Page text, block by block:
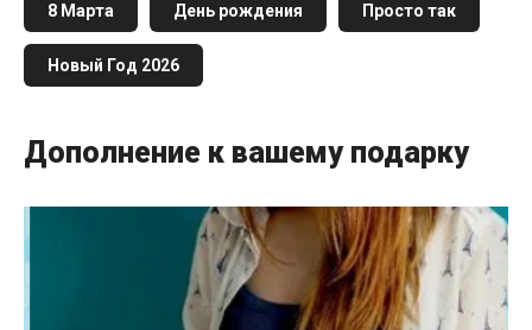
8 Марта День рождения Просто так
Новый Год 2026
Дополнение к вашему подарку